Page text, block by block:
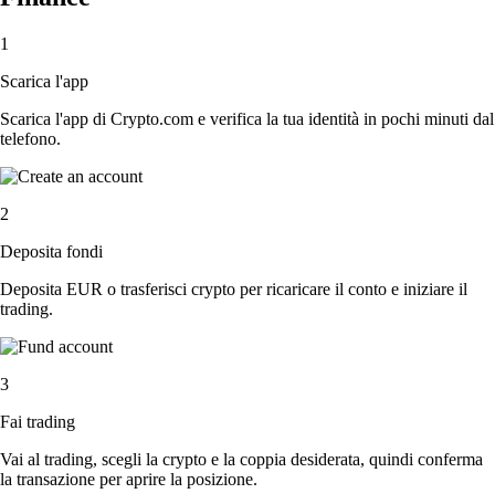
1
Scarica l'app
Scarica l'app di Crypto.com e verifica la tua identità in pochi minuti dal
telefono.
2
Deposita fondi
Deposita EUR o trasferisci crypto per ricaricare il conto e iniziare il
trading.
3
Fai trading
Vai al trading, scegli la crypto e la coppia desiderata, quindi conferma
la transazione per aprire la posizione.